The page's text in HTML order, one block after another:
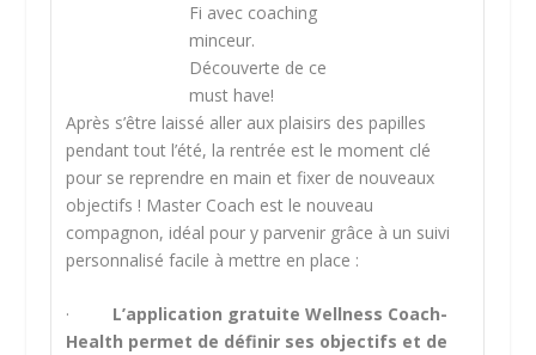
Après s’être laissé aller aux plaisirs des papilles
pendant tout l’été, la rentrée est le moment clé
pour se reprendre en main et fixer de nouveaux
objectifs ! Master Coach est le nouveau
compagnon, idéal pour y parvenir grâce à un suivi
personnalisé facile à mettre en place :
· L’application gratuite Wellness Coach-
Health permet de définir ses objectifs et de